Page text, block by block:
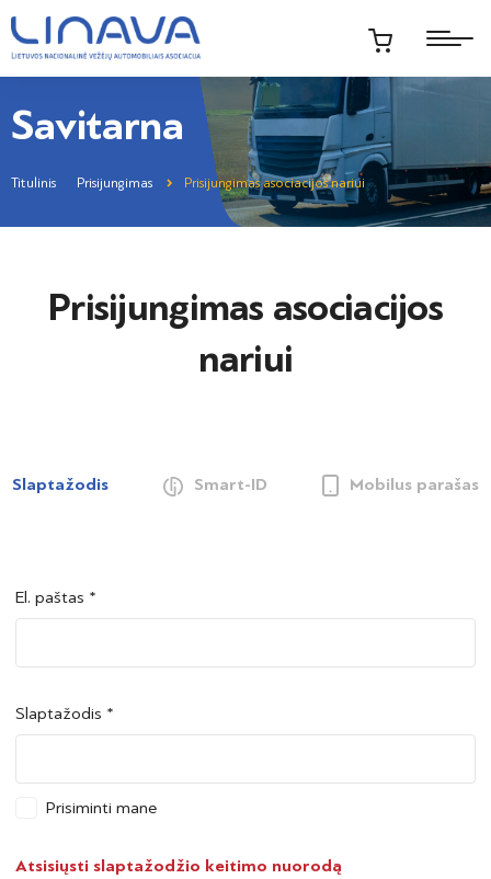
Savitarna
Titulinis Prisijungimas Prisijungimas asociacijos nariui
Prisijungimas asociacijos
nariui
Slaptažodis Smart-ID Mobilus parašas
Šalis *
Asmens kodas *
Šalis *
Asmens kodas *
El. paštas *
Slaptažodis *
Prisiminti mane
Atsisiųsti slaptažodžio keitimo nuorodą